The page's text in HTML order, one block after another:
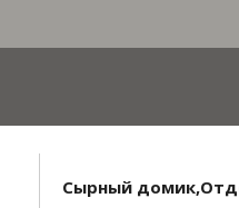
Сырный